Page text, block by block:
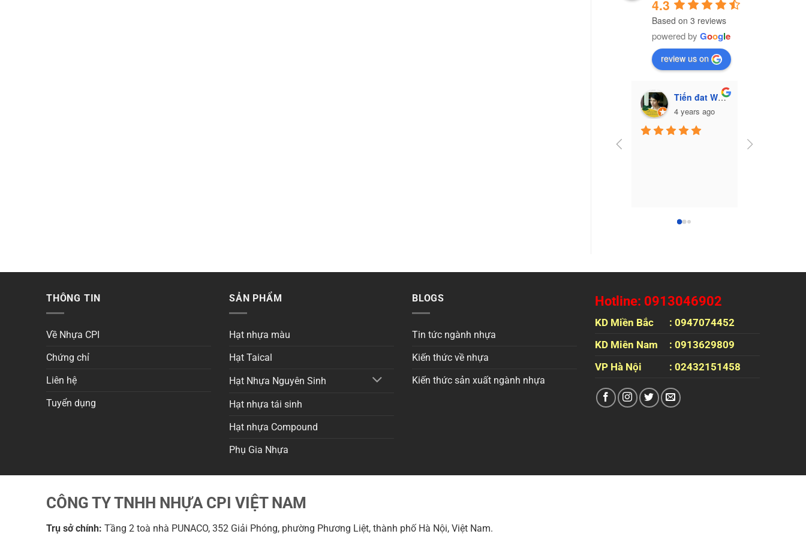
4.3
Based on 3 reviews
powered by Google
review us on
Tiến đat Wasabi (Cú mèo)
4 years ago
Công ty
THÔNG TIN
Về Nhựa CPI
Chứng chỉ
Liên hệ
Tuyển dụng
SẢN PHẨM
Hạt nhựa màu
Hạt Taical
Hạt Nhựa Nguyên Sinh
Hạt nhựa tái sinh
Hạt nhựa Compound
Phụ Gia Nhựa
BLOGS
Tin tức ngành nhựa
Kiến thức về nhựa
Kiến thức sản xuất ngành nhựa
Hotline: 0913046902
KD Miền Bắc
: 0947074452
KD Miên Nam
: 0913629809
VP Hà Nội
: 02432151458
CÔNG TY TNHH NHỰA CPI VIỆT NAM
Trụ sở chính: Tầng 2 toà nhà PUNACO, 352 Giải Phóng, phường Phương Liệt, thành phố Hà Nội, Việt Nam.